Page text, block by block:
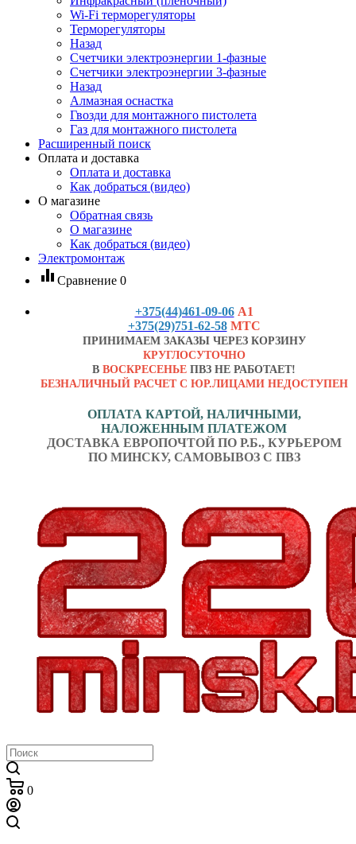
Wi-Fi терморегуляторы
Терморегуляторы
Назад
Счетчики электроэнергии 1-фазные
Счетчики электроэнергии 3-фазные
Назад
Алмазная оснастка
Гвозди для монтажного пистолета
Газ для монтажного пистолета
Расширенный поиск
Оплата и доставка
Оплата и доставка
Как добраться (видео)
О магазине
Обратная связь
О магазине
Как добраться (видео)
Электромонтаж
equalizer Сравнение 0
+375(44)461-09-06 А1
+375(29)751-62-58 МТС
ПРИНИМАЕМ ЗАКАЗЫ ЧЕРЕЗ КОРЗИНУ
КРУГЛОСУТОЧНО
В ВОСКРЕСЕНЬЕ ПВЗ НЕ РАБОТАЕТ!
БЕЗНАЛИЧНЫЙ РАСЧЕТ С ЮР.ЛИЦАМИ НЕДОСТУПЕН
ОПЛАТА КАРТОЙ, НАЛИЧНЫМИ,
НАЛОЖЕННЫМ ПЛАТЕЖОМ
ДОСТАВКА ЕВРОПОЧТОЙ ПО Р.Б., КУРЬЕРОМ
ПО МИНСКУ, САМОВЫВОЗ С ПВЗ
0